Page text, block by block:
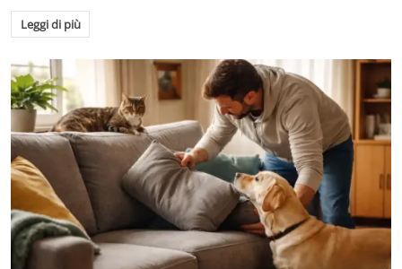
Leggi di più